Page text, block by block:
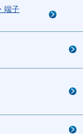
端子